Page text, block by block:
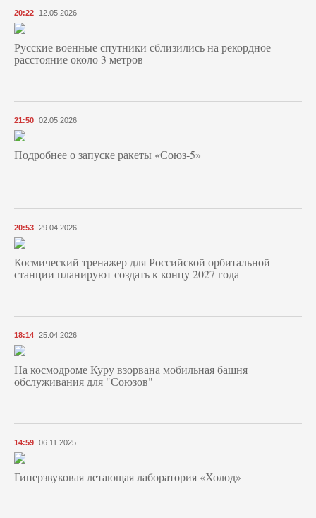
20:22 12.05.2026
Русские военные спутники сблизились на рекордное
расстояние около 3 метров
21:50 02.05.2026
Подробнее о запуске ракеты «Союз‑5»
20:53 29.04.2026
Космический тренажер для Российской орбитальной
станции планируют создать к концу 2027 года
18:14 25.04.2026
На космодроме Куру взорвана мобильная башня
обслуживания для "Союзов"
14:59 06.11.2025
Гиперзвуковая летающая лаборатория «Холод»